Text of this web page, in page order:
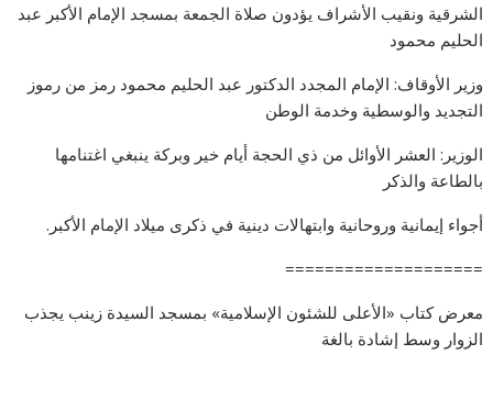
الشرقية ونقيب الأشراف يؤدون صلاة الجمعة بمسجد الإمام الأكبر عبد
الحليم محمود
وزير الأوقاف: الإمام المجدد الدكتور عبد الحليم محمود رمز من رموز
التجديد والوسطية وخدمة الوطن
الوزير: العشر الأوائل من ذي الحجة أيام خير وبركة ينبغي اغتنامها
بالطاعة والذكر
أجواء إيمانية وروحانية وابتهالات دينية في ذكرى ميلاد الإمام الأكبر.
====================
معرض كتاب «الأعلى للشئون الإسلامية» بمسجد السيدة زينب يجذب
الزوار وسط إشادة بالغة